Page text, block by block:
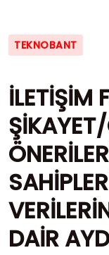
TEKNOBANT
İLETİŞİM
DAİR